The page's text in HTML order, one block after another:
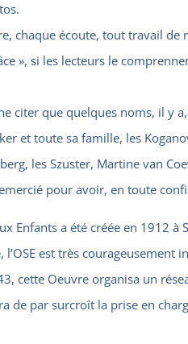
chaque écoute, tout travail
», si les lecteurs le
citer que quelques noms, il y
et toute sa famille, les
les Szuster, Martine van
pour avoir, en toute
Enfants a été créée en 1912
est très
cette Oeuvre organisa un
de par surcroît la prise en